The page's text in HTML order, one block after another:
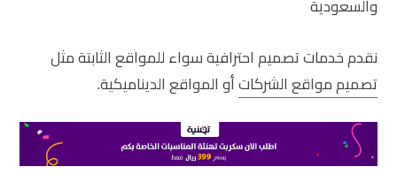
والسعودية
نقدم خدمات تصميم احترافية سواء للمواقع الثابتة مثل
تصميم مواقع الشركاتأو المواقع الديناميكية.